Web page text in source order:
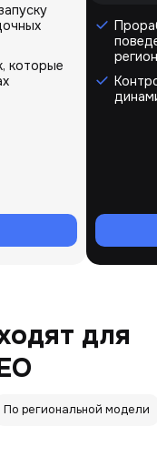
которые
для
По региональной модели